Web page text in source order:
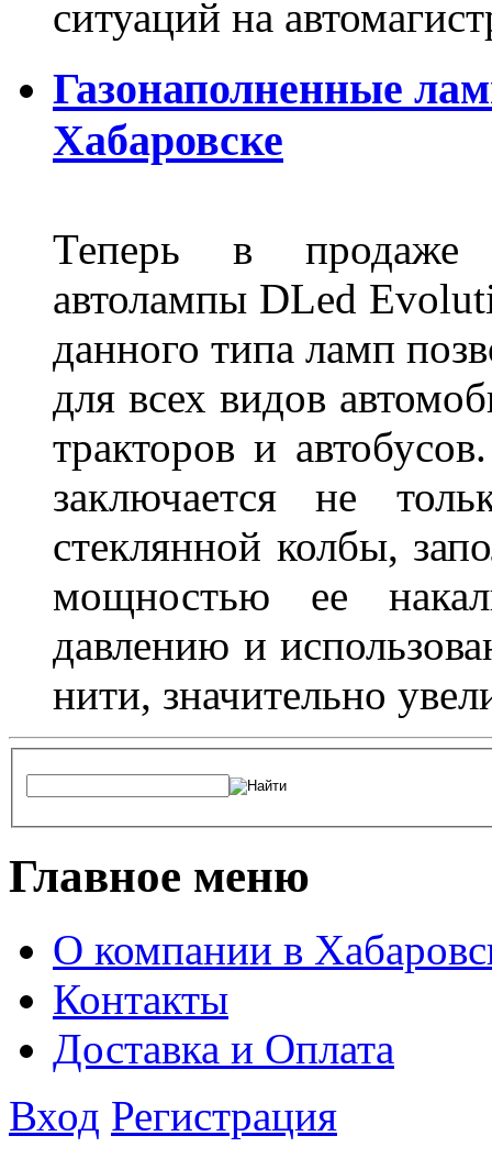
ситуаций на
Газонаполненные
Хабаровске
Теперь в продаже
автолампы DLed
данного типа ламп
для всех видов
тракторов и
заключается не
стеклянной колбы,
мощностью ее
давлению и
нити, значительно
Главное меню
О компании в
Контакты
Доставка и Оплата
Вход Регистрация